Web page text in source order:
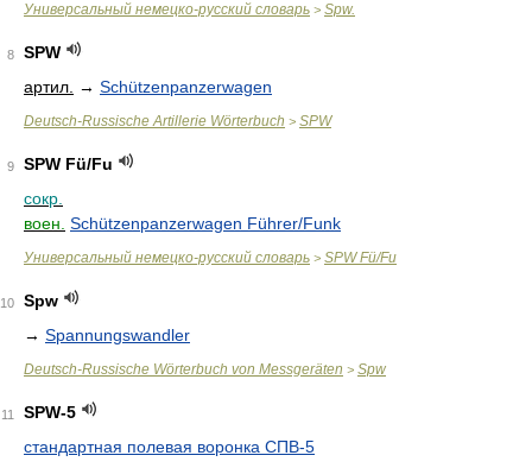
Универсальный немецко-русский словарь > Spw.
8
SPW
артил.
→ Schützenpanzerwagen
Deutsch-Russische Artillerie Wörterbuch > SPW
9
SPW Fü/Fu
сокр.
воен. Schützenpanzerwagen Führer/Funk
Универсальный немецко-русский словарь > SPW Fü/Fu
10
Spw
→ Spannungswandler
Deutsch-Russische Wörterbuch von Messgeräten > Spw
11
SPW-5
стандартная полевая воронка СПВ-5